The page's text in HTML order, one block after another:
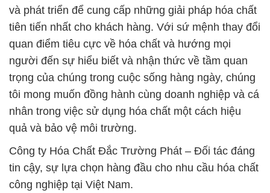
và phát triển để cung cấp những giải pháp hóa chất
tiên tiến nhất cho khách hàng. Với sứ mệnh thay đổi
quan điểm tiêu cực về hóa chất và hướng mọi
người đến sự hiểu biết và nhận thức về tầm quan
trọng của chúng trong cuộc sống hàng ngày, chúng
tôi mong muốn đồng hành cùng doanh nghiệp và cá
nhân trong việc sử dụng hóa chất một cách hiệu
quả và bảo vệ môi trường.
Công ty Hóa Chất Đắc Trường Phát – Đối tác đáng
tin cậy, sự lựa chọn hàng đầu cho nhu cầu hóa chất
công nghiệp tại Việt Nam.